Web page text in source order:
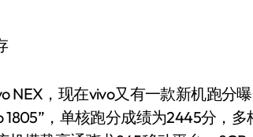
NEX，现在vivo又有一款新机跑分
，单核跑分成绩为2445分，多